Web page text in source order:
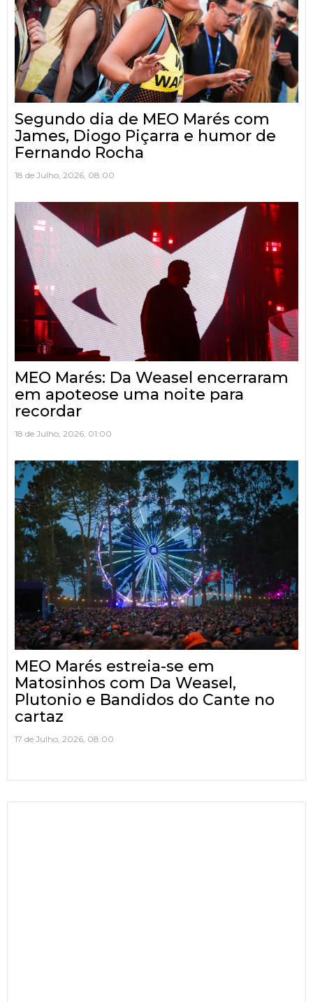
Segundo dia de MEO Marés com
James, Diogo Piçarra e humor de
Fernando Rocha
18 de Julho, 2026, 08:00
MEO Marés: Da Weasel encerraram
em apoteose uma noite para
recordar
18 de Julho, 2026, 01:00
MEO Marés estreia-se em
Matosinhos com Da Weasel,
Plutonio e Bandidos do Cante no
cartaz
17 de Julho, 2026, 08:00